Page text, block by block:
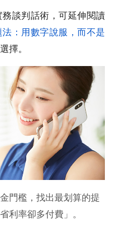
談判話術，可延伸閱讀
：用數字說服，而不是
擇。
門檻，找出最划算的提
利率卻多付費」。